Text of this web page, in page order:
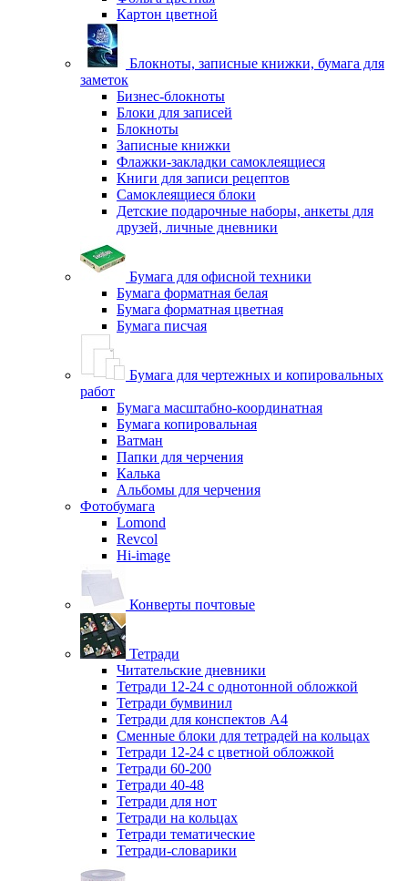
Картон цветной
Блокноты, записные книжки, бумага для
заметок
Бизнес-блокноты
Блоки для записей
Блокноты
Записные книжки
Флажки-закладки самоклеящиеся
Книги для записи рецептов
Самоклеящиеся блоки
Детские подарочные наборы, анкеты для
друзей, личные дневники
Бумага для офисной техники
Бумага форматная белая
Бумага форматная цветная
Бумага писчая
Бумага для чертежных и копировальных
работ
Бумага масштабно-координатная
Бумага копировальная
Ватман
Папки для черчения
Калька
Альбомы для черчения
Фотобумага
Lomond
Revcol
Hi-image
Конверты почтовые
Тетради
Читательские дневники
Тетради 12-24 с однотонной обложкой
Тетради бумвинил
Тетради для конспектов А4
Сменные блоки для тетрадей на кольцах
Тетради 12-24 с цветной обложкой
Тетради 60-200
Тетради 40-48
Тетради для нот
Тетради на кольцах
Тетради тематические
Тетради-словарики